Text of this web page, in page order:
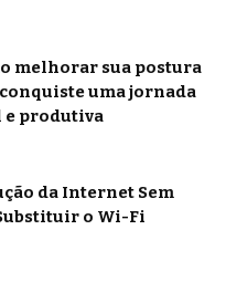
melhorar sua postura
uma jornada
e produtiva
da Internet Sem
o Wi-Fi